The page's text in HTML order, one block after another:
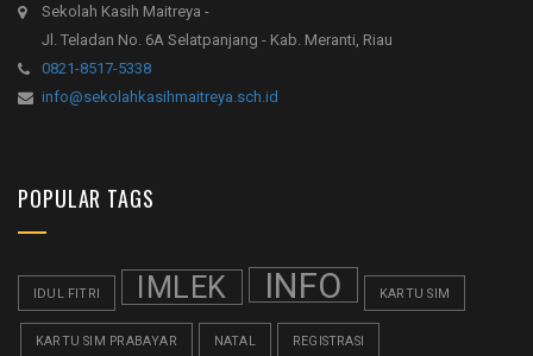
Sekolah Kasih Maitreya -
Jl. Teladan No. 6A Selatpanjang - Kab. Meranti, Riau
0821-8517-5338
info@sekolahkasihmaitreya.sch.id
POPULAR TAGS
IDUL FITRI IMLEK INFO KARTU SIM
KARTU SIM PRABAYAR NATAL REGISTRASI